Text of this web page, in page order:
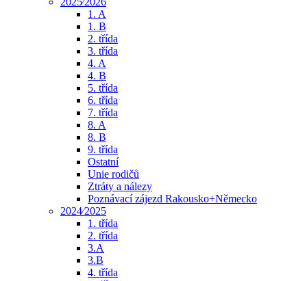
1. A
1. B
2. třída
3. třída
4. A
4. B
5. třída
6. třída
7. třída
8. A
8. B
9. třída
Ostatní
Unie rodičů
Ztráty a nálezy
Poznávací zájezd Rakousko+Německo
2024⁄2025
1. třída
2. třída
3.A
3.B
4. třída